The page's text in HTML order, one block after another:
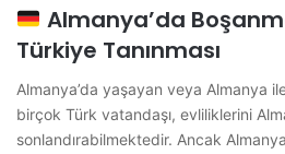
Almanya’da
Türkiye Tanınması
Almanya’da yaşayan veya Almanya
birçok Türk vatandaşı, evliliklerini
sonlandırabilmektedir. Ancak